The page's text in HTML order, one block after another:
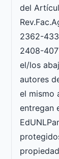
del
2362-
2408-
el/los
autores
el mismo
entregan